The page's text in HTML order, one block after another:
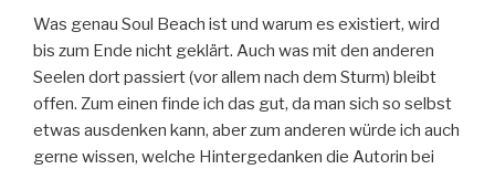
Was genau Soul Beach ist und warum es existiert, wird
bis zum Ende nicht geklärt. Auch was mit den anderen
Seelen dort passiert (vor allem nach dem Sturm) bleibt
offen. Zum einen finde ich das gut, da man sich so selbst
etwas ausdenken kann, aber zum anderen würde ich auch
gerne wissen, welche Hintergedanken die Autorin bei